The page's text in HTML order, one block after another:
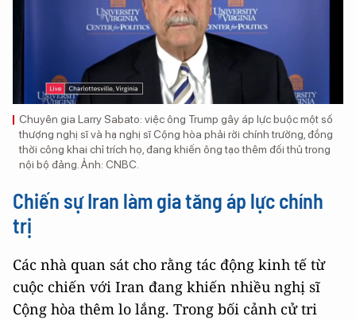
Chuyên gia Larry Sabato: việc ông Trump gây áp lực buộc một số
thượng nghị sĩ và hạ nghị sĩ Cộng hòa phải rời chính trường, đồng
thời công khai chỉ trích họ, đang khiến ông tạo thêm đối thủ trong
nội bộ đảng. Ảnh: CNBC.
Chiến sự Iran làm gia tăng áp lực chính
trị
Các nhà quan sát cho rằng tác động kinh tế từ
cuộc chiến với Iran đang khiến nhiều nghị sĩ
Cộng hòa thêm lo lắng. Trong bối cảnh cử tri